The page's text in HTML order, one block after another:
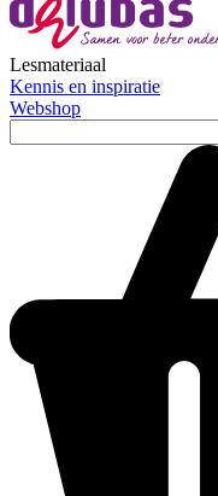
Lesmateriaal
Kennis en inspiratie
Webshop